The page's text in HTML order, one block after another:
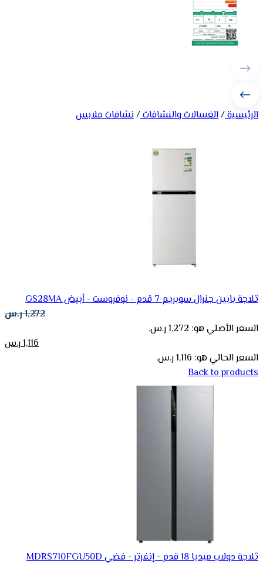
الرئيسية/الغسالات والنشافات/نشافات ملابس
ثلاجة بابين جنرال سوبريم 7 قدم - نوفروست - أبيض GS28MA
1,272ر.س
السعر الأصلي هو: 1,272 ر.س.
1,116ر.س
السعر الحالي هو: 1,116 ر.س.
Back to products
ثلاجة دولاب ميديا 18 قدم - إنفرتر - فضي MDRS710FGU50D